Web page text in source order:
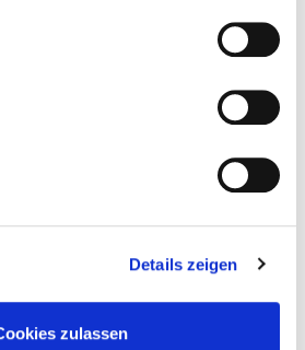
Details zeigen
zulassen
VERDIENST-
PRODUKTE,